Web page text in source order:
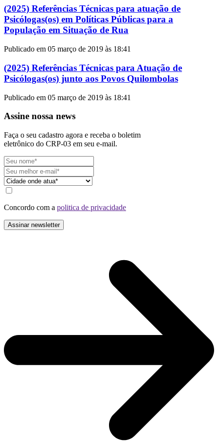
(2025) Referências Técnicas para atuação de
Psicólogas(os) em Políticas Públicas para a
População em Situação de Rua
Publicado em 05 março de 2019 às 18:41
(2025) Referências Técnicas para Atuação de
Psicólogas(os) junto aos Povos Quilombolas
Publicado em 05 março de 2019 às 18:41
Assine nossa news
Faça o seu cadastro agora e receba o boletim
eletrônico do CRP-03 em seu e-mail.
Concordo com a politica de privacidade